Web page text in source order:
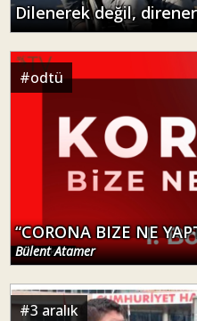
Dilenerek değil,
#odtü
“CORONA BIZE NE
Bülent Atamer
#3 aralık